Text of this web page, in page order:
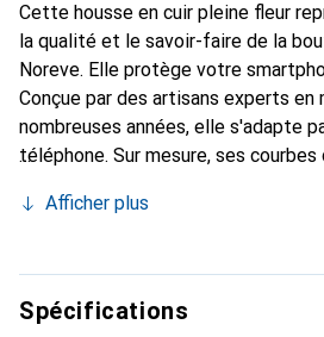
Cette housse en cuir pleine fleur
la qualité et le savoir-faire de la
Noreve. Elle protège votre
Conçue par des artisans experts en
nombreuses années, elle s'adapte
téléphone. Sur mesure, ses
chic et essentiel pour votre
marque Noreve est un choix sûr
exigeante.
Afficher plus
Spécifications